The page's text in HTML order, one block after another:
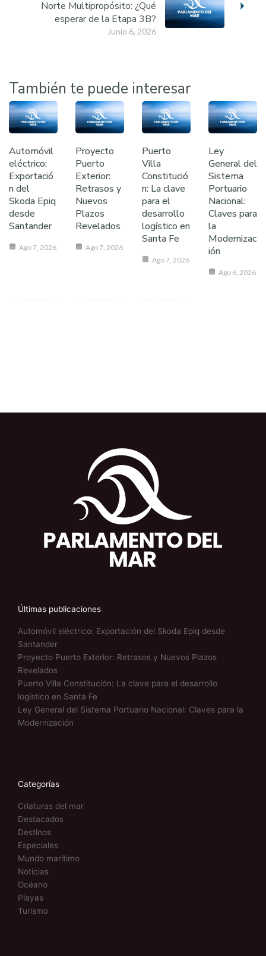
Junio 6, 2026
Norte Multipropósito: ¿Qué
esperar de la Etapa 3B?
También te puede interesar
Automóvil
eléctrico:
Exportació
n del
Skoda Epiq
desde
Santander
Ago 7, 2026
Proyecto
Puerto
Exterior:
Retrasos y
Nuevos
Plazos
Revelados
Ago 7, 2026
Puerto
Villa
Constitució
n: La clave
para el
desarrollo
logístico en
Santa Fe
Ago 7, 2026
Ley
General del
Sistema
Portuario
Nacional:
Claves para
la
Modernizac
ión
Ago 6, 2026
Últimas publicaciones
Automóvil eléctrico: Exportación del Skoda Epiq desde
Santander
Proyecto Puerto Exterior: Retrasos y Nuevos Plazos
Revelados
Puerto Villa Constitución: La clave para el desarrollo
logístico en Santa Fe
Ley General del Sistema Portuario Nacional: Claves para la
Modernización
Categorías
Criaturas del mar
Destacados
Destinos
Especiales
Mundo marítimo
Noticias
Océano
Playas
Turismo